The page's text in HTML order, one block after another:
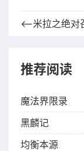
⟵米拉之绝对
推荐阅读
魔法界限录
黑麟记
均衡本源